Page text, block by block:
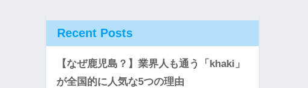
Recent Posts
【なぜ鹿児島？】業界人も通う「khaki」
が全国的に人気な5つの理由